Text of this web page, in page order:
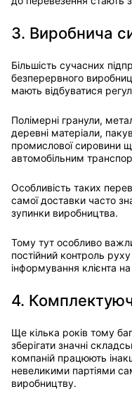
3. Виробнича
Більшість сучасних
безперервного
мають відбуватися
Полімерні гранули,
деревні матеріали,
промислової сировини
автомобільним
Особливість таких
самої доставки часто
зупинки виробництва.
Тому тут особливо
постійний контроль
інформування клієнта
4.
Ще кілька років тому
зберігати значні
компаній працюють
невеликими партіями
виробництву.